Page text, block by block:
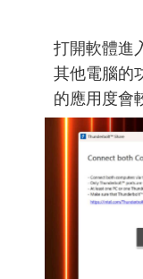
打開軟體進
其他電腦的
的應用度會